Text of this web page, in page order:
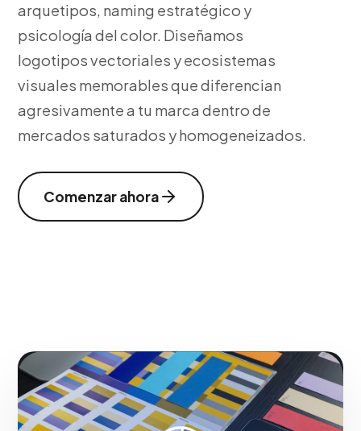
arquetipos, naming estratégico y
psicología del color. Diseñamos
logotipos vectoriales y ecosistemas
visuales memorables que diferencian
agresivamente a tu marca dentro de
mercados saturados y homogeneizados.
Comenzar ahora